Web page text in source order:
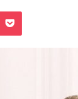
Pocket